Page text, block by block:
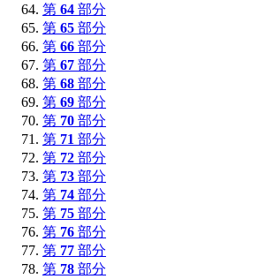
第 64 部分
第 65 部分
第 66 部分
第 67 部分
第 68 部分
第 69 部分
第 70 部分
第 71 部分
第 72 部分
第 73 部分
第 74 部分
第 75 部分
第 76 部分
第 77 部分
第 78 部分